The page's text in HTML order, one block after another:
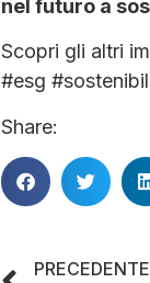
nel futuro a
Scopri gli altri
#esg
Share:
PRECEDENTE